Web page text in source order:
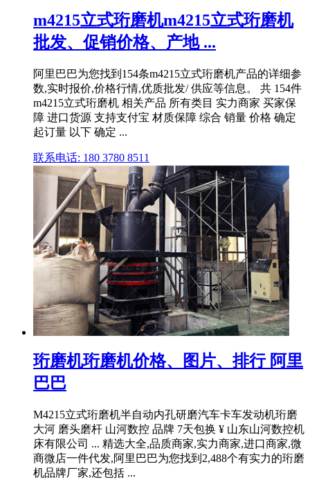
m4215立式珩磨机m4215立式珩磨机
批发、促销价格、产地 ...
阿里巴巴为您找到154条m4215立式珩磨机产品的详细参
数,实时报价,价格行情,优质批发/ 供应等信息。 共 154件
m4215立式珩磨机 相关产品 所有类目 实力商家 买家保
障 进口货源 支持支付宝 材质保障 综合 销量 价格 确定
起订量 以下 确定 ...
联系电话: 180 3780 8511
珩磨机珩磨机价格、图片、排行 阿里
巴巴
M4215立式珩磨机半自动内孔研磨汽车卡车发动机珩磨
大河 磨头磨杆 山河数控 品牌 7天包换 ¥ 山东山河数控机
床有限公司 ... 精选大全,品质商家,实力商家,进口商家,微
商微店一件代发,阿里巴巴为您找到2,488个有实力的珩磨
机品牌厂家,还包括 ...